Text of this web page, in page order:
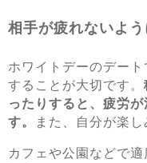
相手が疲れないよ
ホワイトデーのデー
することが大切です。
ったりすると、疲労
す。
また、自分が楽し
カフェや公園などで